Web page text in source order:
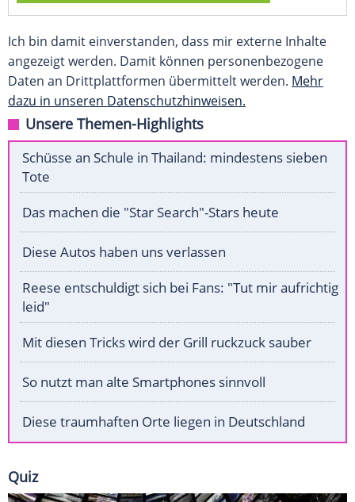
Ich bin damit einverstanden, dass mir externe Inhalte
angezeigt werden. Damit können personenbezogene
Daten an Drittplattformen übermittelt werden. Mehr
dazu in unseren Datenschutzhinweisen.
Unsere Themen-Highlights
Schüsse an Schule in Thailand: mindestens sieben
Tote
Das machen die "Star Search"-Stars heute
Diese Autos haben uns verlassen
Reese entschuldigt sich bei Fans: "Tut mir aufrichtig
leid"
Mit diesen Tricks wird der Grill ruckzuck sauber
So nutzt man alte Smartphones sinnvoll
Diese traumhaften Orte liegen in Deutschland
Quiz